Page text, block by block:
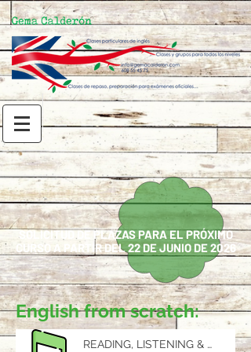
SOLICITUD DE PLAZAS PARA EL PRÓXIMO
CURSO A PARTIR DEL 22 DE JUNIO DE 2026
English from scratch:
READING, LISTENING & WRITING 1